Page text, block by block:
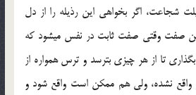
شجاعت، اگر بخواهي اين رذيله را از دل
اين صفت وقتي صفت ثابت در نفس ميشود كه
تا از هر چيزي بترسد و ترس همواره از
واقع نشده، ولي هم ممكن است واقع شود و